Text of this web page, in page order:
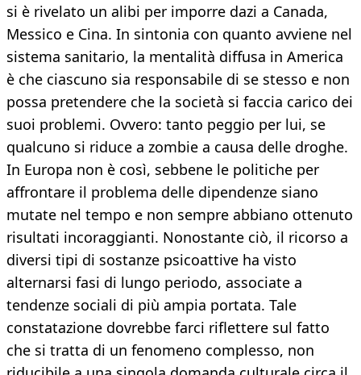
si è rivelato un alibi per imporre dazi a Canada,
Messico e Cina. In sintonia con quanto avviene nel
sistema sanitario, la mentalità diffusa in America
è che ciascuno sia responsabile di se stesso e non
possa pretendere che la società si faccia carico dei
suoi problemi. Ovvero: tanto peggio per lui, se
qualcuno si riduce a zombie a causa delle droghe.
In Europa non è così, sebbene le politiche per
affrontare il problema delle dipendenze siano
mutate nel tempo e non sempre abbiano ottenuto
risultati incoraggianti. Nonostante ciò, il ricorso a
diversi tipi di sostanze psicoattive ha visto
alternarsi fasi di lungo periodo, associate a
tendenze sociali di più ampia portata. Tale
constatazione dovrebbe farci riflettere sul fatto
che si tratta di un fenomeno complesso, non